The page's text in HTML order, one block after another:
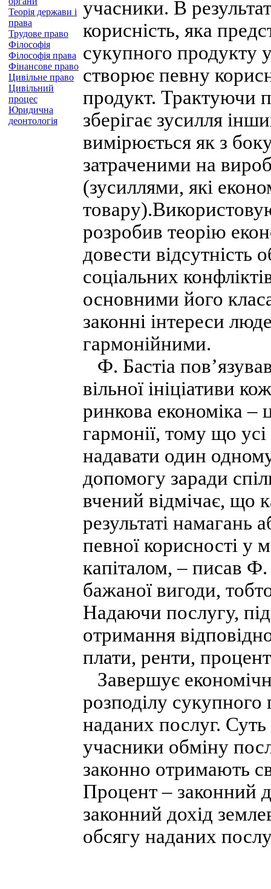
Теорія держави і
права
Трудове право
Філософія
Філософія права
Фінансове право
Цивільне право
Цивільний
процес
Юридична
деонтологія
учасники. В
корисність, яка
сукупного продукту
створює певну
продукт. Трактуючи
зберігає зусилля
вимірюється як з
затраченими на
(зусиллями, які
розробив теорію
довести відсутність
соціальних
основними його
законні інтереси
гармонійними.
Ф. Бастіа
вільної ініціативи
ринкова економіка –
гармонії, тому що
надавати один
допомогу заради
вчений відмічає, що
результаті намагань
певної корисності у
капіталом, – писав Ф.
бажаної вигоди,
Надаючи послугу,
отримання
плати, ренти,
Завершує
розподілу сукупного
наданих послуг. Суть
учасники обміну
законно отримають
Процент – законний
законний дохід
обсягу наданих